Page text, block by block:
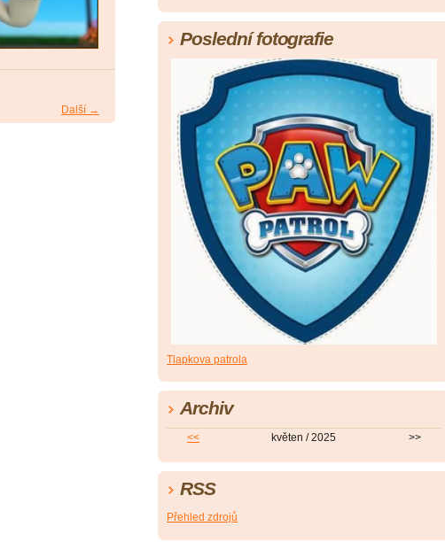
Další →
Poslední fotografie
Tlapkova patrola
Archiv
<< květen / 2025 >>
RSS
Přehled zdrojů